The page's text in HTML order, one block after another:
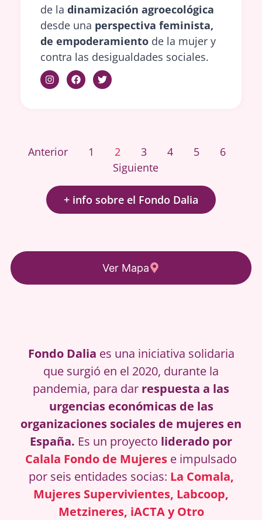
Ver Mapa
de la dinamización agroecológica
desde una perspectiva feminista,
de empoderamiento de la mujer y
contra las desigualdades sociales.
Anterior 1 2 3 4 5
6
Siguiente
+ info sobre el Fondo Dalia
Fondo Dalia es una iniciativa solidaria
que surgió en el 2020, durante la
pandemia, para dar respuesta a las
urgencias económicas de las
organizaciones sociales de mujeres en
España. Es un proyecto liderado por
Calala Fondo de Mujeres e impulsado
por seis entidades socias: La Comala,
Mujeres Supervivientes, Labcoop,
Metzineres, iACTAyOtro